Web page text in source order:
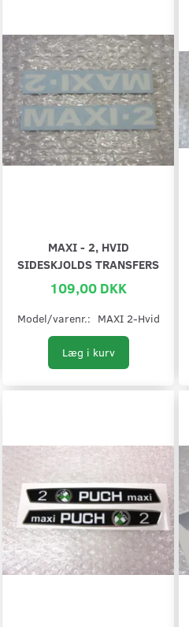
MAXI - 2, HVID
SIDESKJOLDS TRANSFERS
109,00 DKK
Model/varenr.: MAXI 2-Hvid
Læg i kurv